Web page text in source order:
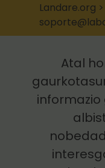
Landare.org >
Atal
informazio